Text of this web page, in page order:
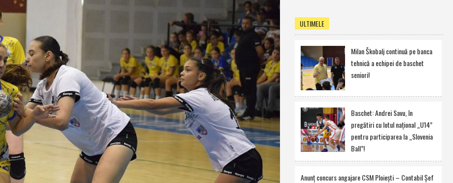
ULTIMELE
Milan Škobalj continuă pe banca
tehnică a echipei de baschet
seniori!
Baschet: Andrei Savu, în
pregătiri cu lotul naţional „U14”
pentru participarea la „Slovenia
Ball”!
Anunţ concurs angajare CSM Ploieşti – Contabil Şef